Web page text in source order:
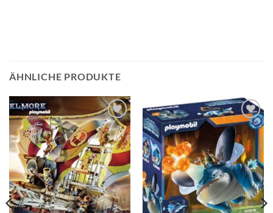
ÄHNLICHE PRODUKTE
Auf die
Wunschliste
Auf die
Wunschliste